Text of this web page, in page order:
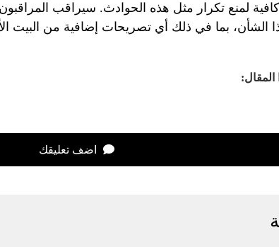
لمنع تكرار مثل هذه الحوادث. سيراقب
الشأن، بما في ذلك أي تصريحات إضافية من البيت
اضف تعليقك